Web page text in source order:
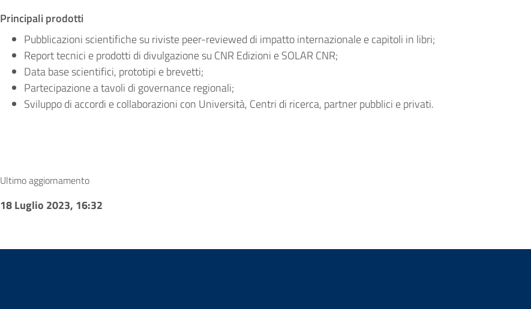
Principali prodotti
Pubblicazioni scientifiche su riviste peer-reviewed di impatto internazionale e capitoli in libri;
Report tecnici e prodotti di divulgazione su CNR Edizioni e SOLAR CNR;
Data base scientifici, prototipi e brevetti;
Partecipazione a tavoli di governance regionali;
Sviluppo di accordi e collaborazioni con Università, Centri di ricerca, partner pubblici e privati.
Ultimo aggiornamento
18 Luglio 2023, 16:32